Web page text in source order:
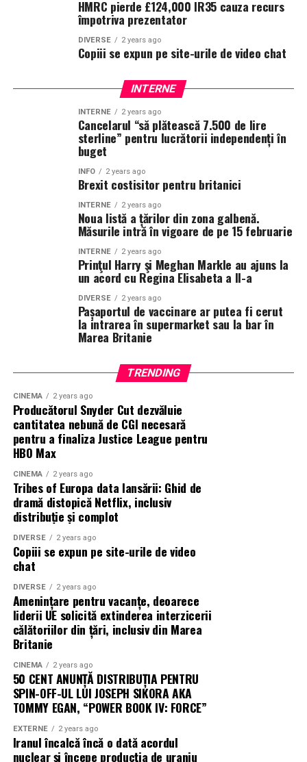
HMRC pierde £124,000 IR35 cauza recurs
împotriva prezentator
DIVERSE 2 years ago
Copiii se expun pe site-urile de video chat
INTERNE
INTERNE 2 years ago
Cancelarul “să plătească 7.500 de lire
sterline” pentru lucrătorii independenți în
buget
INFO 2 years ago
Brexit costisitor pentru britanici
INTERNE 2 years ago
Noua listă a țărilor din zona galbenă.
Măsurile intră în vigoare de pe 15 februarie
INTERNE 2 years ago
Prinţul Harry şi Meghan Markle au ajuns la
un acord cu Regina Elisabeta a II-a
DIVERSE 2 years ago
Pașaportul de vaccinare ar putea fi cerut
la intrarea în supermarket sau la bar în
Marea Britanie
TRENDING
CINEMA 2 years ago
Producătorul Snyder Cut dezvăluie
cantitatea nebună de CGI necesară
pentru a finaliza Justice League pentru
HBO Max
CINEMA 2 years ago
Tribes of Europa data lansării: Ghid de
dramă distopică Netflix, inclusiv
distribuție și complot
DIVERSE 2 years ago
Copiii se expun pe site-urile de video
chat
DIVERSE 2 years ago
Amenințare pentru vacanțe, deoarece
liderii UE solicită extinderea interzicerii
călătoriilor din țări, inclusiv din Marea
Britanie
CINEMA 2 years ago
50 CENT ANUNȚĂ DISTRIBUȚIA PENTRU
SPIN-OFF-UL LUI JOSEPH SIKORA AKA
TOMMY EGAN, “POWER BOOK IV: FORCE”
EXTERNE 2 years ago
Iranul încalcă încă o dată acordul
nuclear și începe producția de uraniu